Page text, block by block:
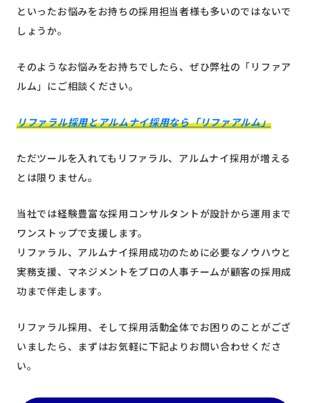
といったお悩みをお持ちの採用担当者様も多いのではないで
しょうか。
そのようなお悩みをお持ちでしたら、ぜひ弊社の「リファア
ルム」にご相談ください。
リファラル採用とアルムナイ採用なら「リファアルム」
ただツールを入れてもリファラル、アルムナイ採用が増える
とは限りません。
当社では経験豊富な採用コンサルタントが設計から運用まで
ワンストップで支援します。
リファラル、アルムナイ採用成功のために必要なノウハウと
実務支援、マネジメントをプロの人事チームが顧客の採用成
功まで伴走します。
リファラル採用、そして採用活動全体でお困りのことがござ
いましたら、まずはお気軽に下記よりお問い合わせくださ
い。